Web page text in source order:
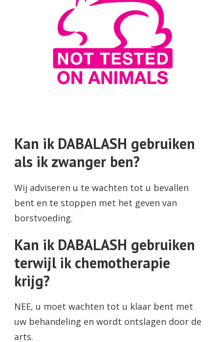
Kan ik DABALASH gebruiken
als ik zwanger ben?
Wij adviseren u te wachten tot u bevallen
bent en te stoppen met het geven van
borstvoeding.
Kan ik DABALASH gebruiken
terwijl ik chemotherapie
krijg?
NEE, u moet wachten tot u klaar bent met
uw behandeling en wordt ontslagen door de
arts.